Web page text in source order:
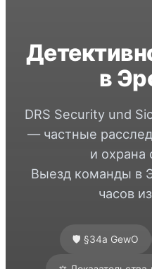
в
DRS Security und
— частные
и охрана
Выезд команды в
часов
🛡️ §34a GewO